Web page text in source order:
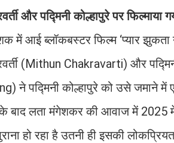
और पद्मिनी कोल्हापुरे पर फिल्माया
में आई ब्लॉकबस्टर फिल्म ‘प्यार
(Mithun Chakravarti) और
ने पद्मिनी कोल्हापुरे को उसे जमाने में
बाद लता मंगेशकर की आवाज में 2025 में
हो रहा है उतनी ही इसकी